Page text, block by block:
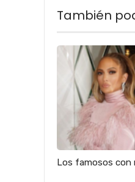
También
Los famosos con